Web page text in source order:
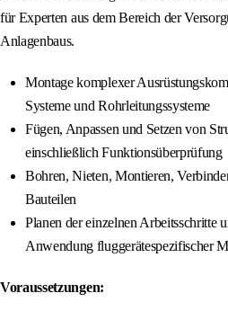
für Experten aus dem Bereich der
Anlagenbaus.
Montage komplexer
Systeme und Rohrleitungssysteme
Fügen, Anpassen und Setzen von
einschließlich Funktionsüberprüfung
Bohren, Nieten, Montieren,
Bauteilen
Planen der einzelnen Arbeitsschritte
Anwendung fluggerätespezifischer
Voraussetzungen: